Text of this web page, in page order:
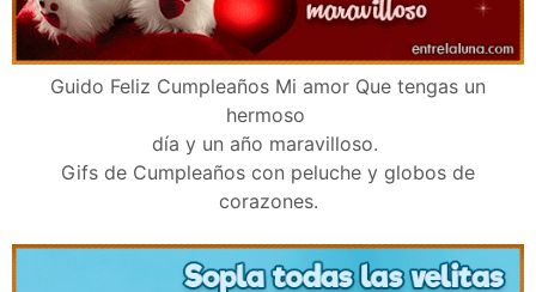
Guido Feliz Cumpleaños Mi amor Que tengas un
hermoso
día y un año maravilloso.
Gifs de Cumpleaños con peluche y globos de
corazones.